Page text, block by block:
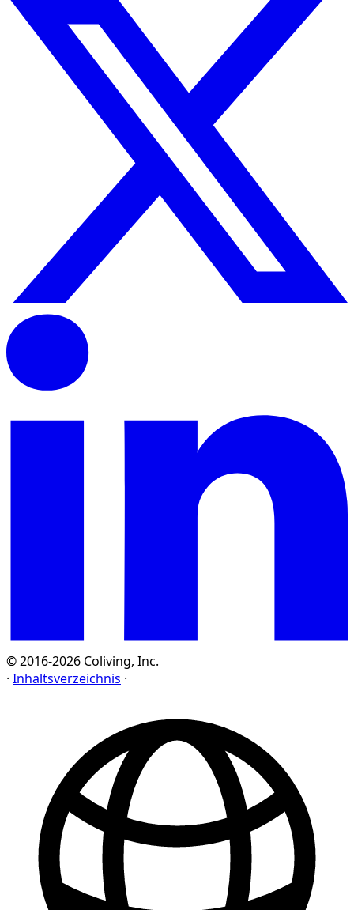
© 2016-2026 Coliving, Inc.
· Inhaltsverzeichnis ·